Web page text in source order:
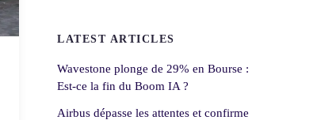
LATEST ARTICLES
Wavestone plonge de 29% en Bourse :
Est-ce la fin du Boom IA ?
Airbus dépasse les attentes et confirme